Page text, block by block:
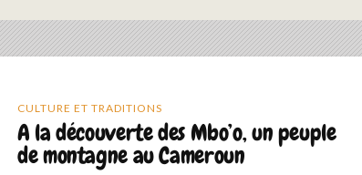
CULTURE ET TRADITIONS
A la découverte des Mbo’o, un peuple
de montagne au Cameroun